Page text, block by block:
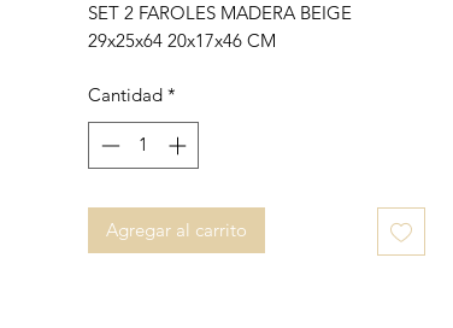
SET 2 FAROLES MADERA BEIGE
29x25x64 20x17x46 CM
Cantidad *
Agregar al carrito